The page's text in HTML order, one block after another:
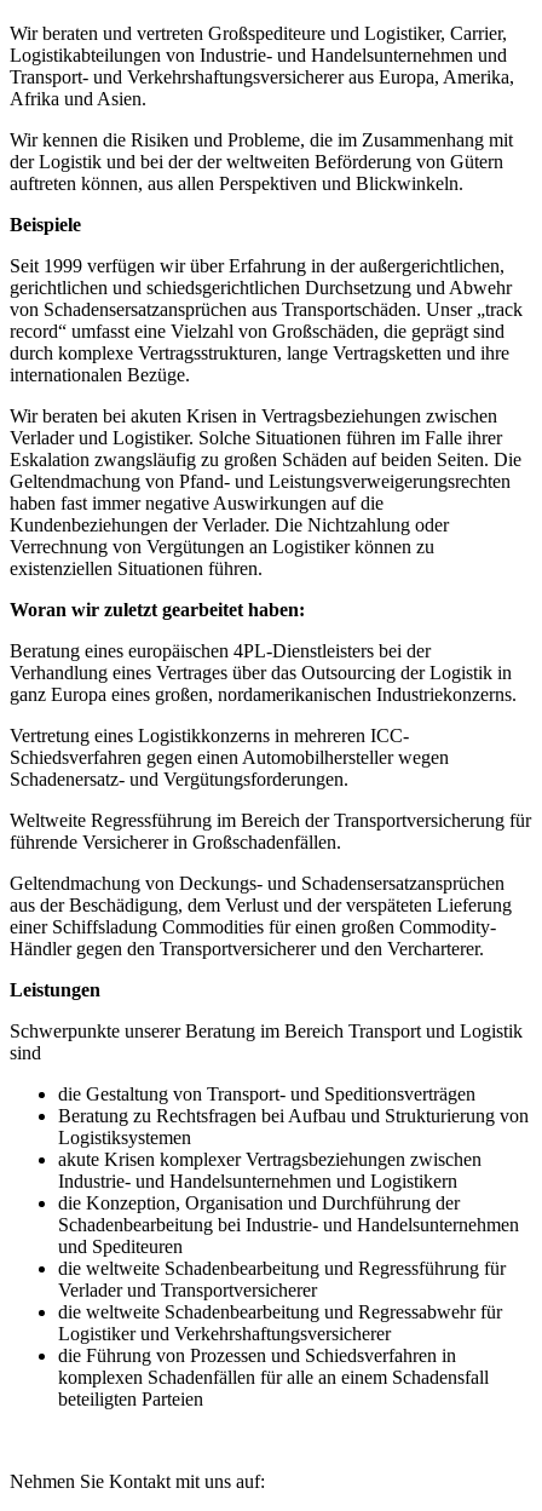
Wir beraten und vertreten Großspediteure und Logistiker, Carrier,
Logistikabteilungen von Industrie- und Handelsunternehmen und
Transport- und Verkehrshaftungsversicherer aus Europa, Amerika,
Afrika und Asien.
Wir kennen die Risiken und Probleme, die im Zusammenhang mit
der Logistik und bei der der weltweiten Beförderung von Gütern
auftreten können, aus allen Perspektiven und Blickwinkeln.
Beispiele
Seit 1999 verfügen wir über Erfahrung in der außergerichtlichen,
gerichtlichen und schiedsgerichtlichen Durchsetzung und Abwehr
von Schadensersatzansprüchen aus Transportschäden. Unser „track
record“ umfasst eine Vielzahl von Großschäden, die geprägt sind
durch komplexe Vertragsstrukturen, lange Vertragsketten und ihre
internationalen Bezüge.
Wir beraten bei akuten Krisen in Vertragsbeziehungen zwischen
Verlader und Logistiker. Solche Situationen führen im Falle ihrer
Eskalation zwangsläufig zu großen Schäden auf beiden Seiten. Die
Geltendmachung von Pfand- und Leistungsverweigerungsrechten
haben fast immer negative Auswirkungen auf die
Kundenbeziehungen der Verlader. Die Nichtzahlung oder
Verrechnung von Vergütungen an Logistiker können zu
existenziellen Situationen führen.
Woran wir zuletzt gearbeitet haben:
Beratung eines europäischen 4PL-Dienstleisters bei der
Verhandlung eines Vertrages über das Outsourcing der Logistik in
ganz Europa eines großen, nordamerikanischen Industriekonzerns.
Vertretung eines Logistikkonzerns in mehreren ICC-
Schiedsverfahren gegen einen Automobilhersteller wegen
Schadenersatz- und Vergütungsforderungen.
Weltweite Regressführung im Bereich der Transportversicherung für
führende Versicherer in Großschadenfällen.
Geltendmachung von Deckungs- und Schadensersatzansprüchen
aus der Beschädigung, dem Verlust und der verspäteten Lieferung
einer Schiffsladung Commodities für einen großen Commodity-
Händler gegen den Transportversicherer und den Vercharterer.
Leistungen
Schwerpunkte unserer Beratung im Bereich Transport und Logistik
sind
die Gestaltung von Transport- und Speditionsverträgen
Beratung zu Rechtsfragen bei Aufbau und Strukturierung von
Logistiksystemen
akute Krisen komplexer Vertragsbeziehungen zwischen
Industrie- und Handelsunternehmen und Logistikern
die Konzeption, Organisation und Durchführung der
Schadenbearbeitung bei Industrie- und Handelsunternehmen
und Spediteuren
die weltweite Schadenbearbeitung und Regressführung für
Verlader und Transportversicherer
die weltweite Schadenbearbeitung und Regressabwehr für
Logistiker und Verkehrshaftungsversicherer
die Führung von Prozessen und Schiedsverfahren in
komplexen Schadenfällen für alle an einem Schadensfall
beteiligten Parteien
Nehmen Sie Kontakt mit uns auf: